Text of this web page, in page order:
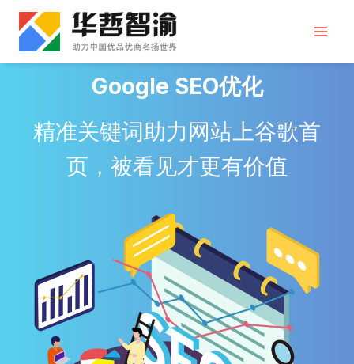
容
Google SEO优化
精准关键词助力网站上谷歌首
页，被看见才更有价值